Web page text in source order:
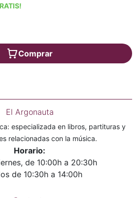
Comprar
El Argonauta
especializada en libros, partituras y
relacionadas con la música.
Horario:
de 10:00h a 20:30h
de 10:30h a 14:00h